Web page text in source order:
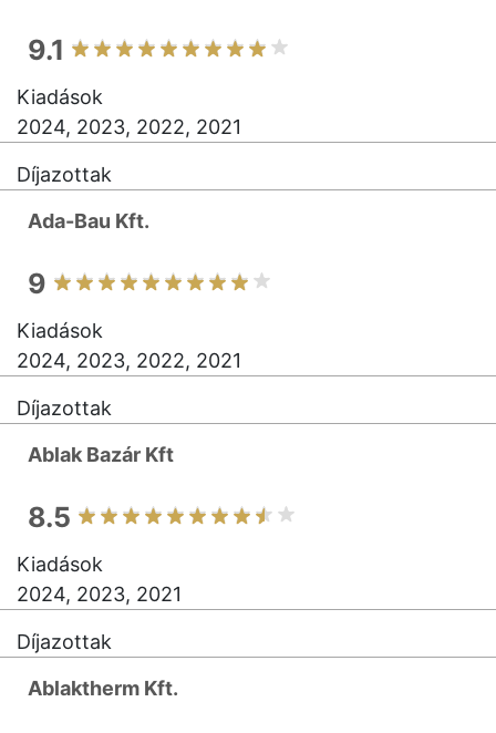
9.1
Kiadások
2024, 2023, 2022, 2021
Díjazottak
Ada-Bau Kft.
9
Kiadások
2024, 2023, 2022, 2021
Díjazottak
Ablak Bazár Kft
8.5
Kiadások
2024, 2023, 2021
Díjazottak
Ablaktherm Kft.